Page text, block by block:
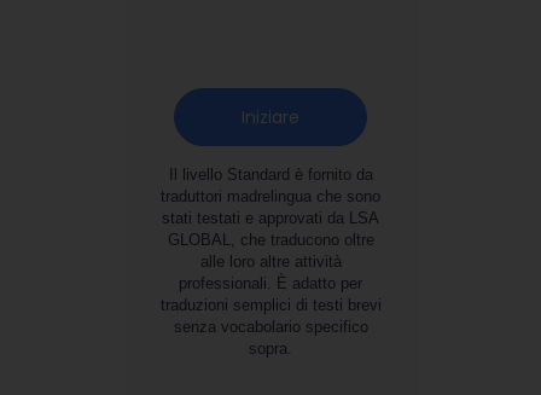
Iniziare
Il livello Standard è fornito da
traduttori madrelingua che sono
stati testati e approvati da LSA
GLOBAL, che traducono oltre
alle loro altre attività
professionali. È adatto per
traduzioni semplici di testi brevi
senza vocabolario specifico
sopra.